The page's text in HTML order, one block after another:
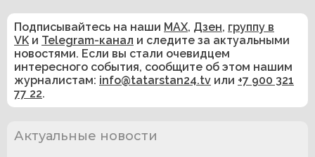
Подписывайтесь на наши MAX, Дзен, группу в
VK и Telegram-канал и следите за актуальными
новостями. Если вы стали очевидцем
интересного события, сообщите об этом нашим
журналистам: info@tatarstan24.tv или +7 900 321
77 22.
Актуальные новости